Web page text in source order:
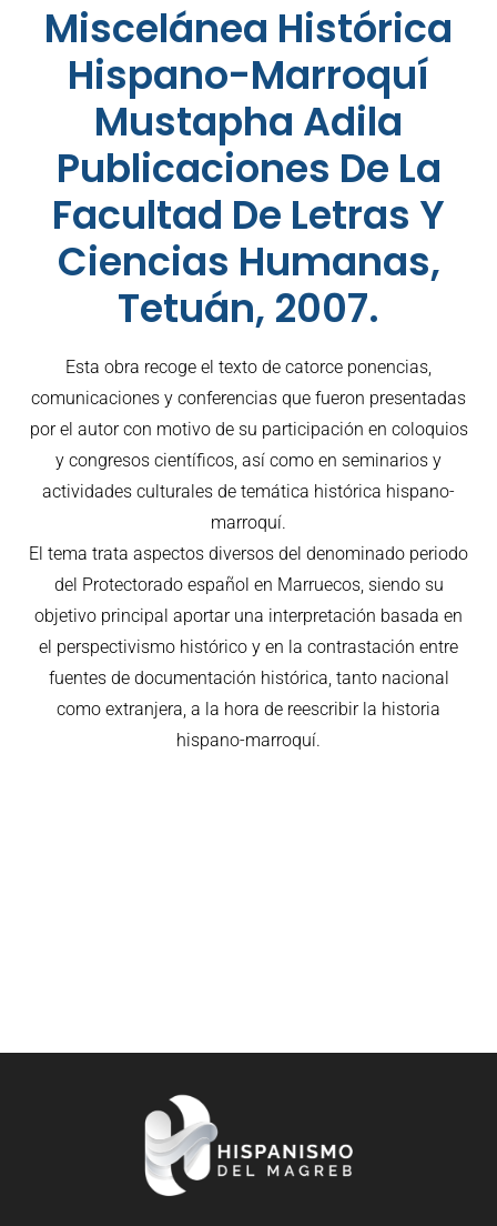
Miscelánea Histórica
Hispano-Marroquí
Mustapha Adila
Publicaciones De La
Facultad De Letras Y
Ciencias Humanas,
Tetuán, 2007.
Esta obra recoge el texto de catorce ponencias,
comunicaciones y conferencias que fueron presentadas
por el autor con motivo de su participación en coloquios
y congresos científicos, así como en seminarios y
actividades culturales de temática histórica hispano-
marroquí.
El tema trata aspectos diversos del denominado periodo
del Protectorado español en Marruecos, siendo su
objetivo principal aportar una interpretación basada en
el perspectivismo histórico y en la contrastación entre
fuentes de documentación histórica, tanto nacional
como extranjera, a la hora de reescribir la historia
hispano-marroquí.